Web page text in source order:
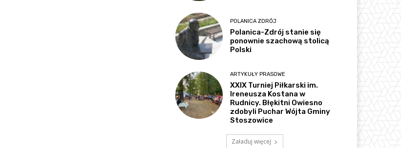
POLANICA ZDRÓJ
Polanica-Zdrój stanie się
ponownie szachową stolicą
Polski
ARTYKUŁY PRASOWE
XXIX Turniej Piłkarski im.
Ireneusza Kostana w
Rudnicy. Błękitni Owiesno
zdobyli Puchar Wójta Gminy
Stoszowice
Załaduj więcej